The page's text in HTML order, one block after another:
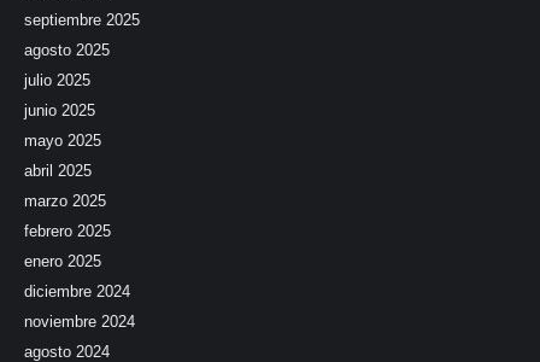
septiembre 2025
agosto 2025
julio 2025
junio 2025
mayo 2025
abril 2025
marzo 2025
febrero 2025
enero 2025
diciembre 2024
noviembre 2024
agosto 2024